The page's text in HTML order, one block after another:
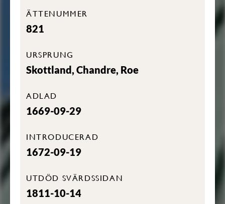
ÄTTENUMMER
821
URSPRUNG
Skottland, Chandre, Roe
ADLAD
1669-09-29
INTRODUCERAD
1672-09-19
UTDÖD SVÄRDSSIDAN
1811-10-14